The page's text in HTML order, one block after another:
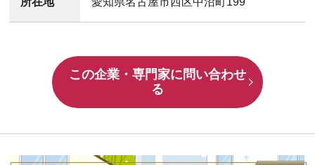
この企業・専門家に問い合わせ
る